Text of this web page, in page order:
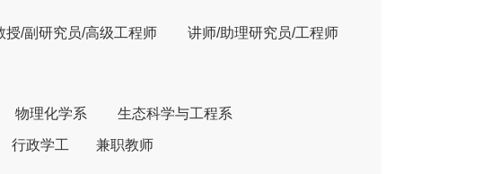
授/副研究员/高级工程师 讲师/助理研究员/工程师
物理化学系 生态科学与工程系
行政学工 兼职教师